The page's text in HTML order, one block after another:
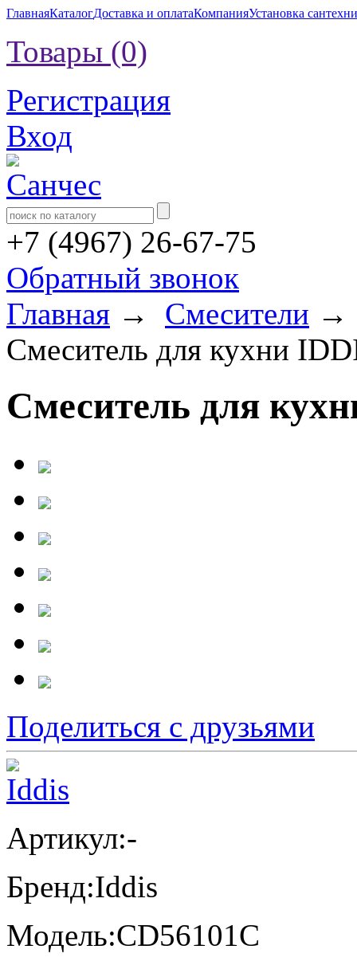
ГлавнаяКаталогДоставка и оплатаКомпанияУстановка
Товары (0)
Регистрация
Вход
+7 (4967) 26-67-75
Обратный звонок
Главная → Смесители
Смеситель для кухни
Смеситель для
Поделиться с друзьями
Артикул:-
Бренд:Iddis
Модель:CD56101C